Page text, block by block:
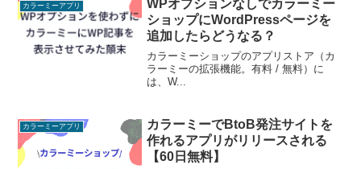
カラーミーアプリ
WPオプションなしでカラーミー
ショップにWordPressページを
追加したらどうなる？
カラーミーショップのアプリストア（カ
ラーミーの拡張機能。有料 / 無料）に
は、W...
カラーミーアプリ
カラーミーでBtoB発注サイトを
作れるアプリがリリースされる
【60日無料】